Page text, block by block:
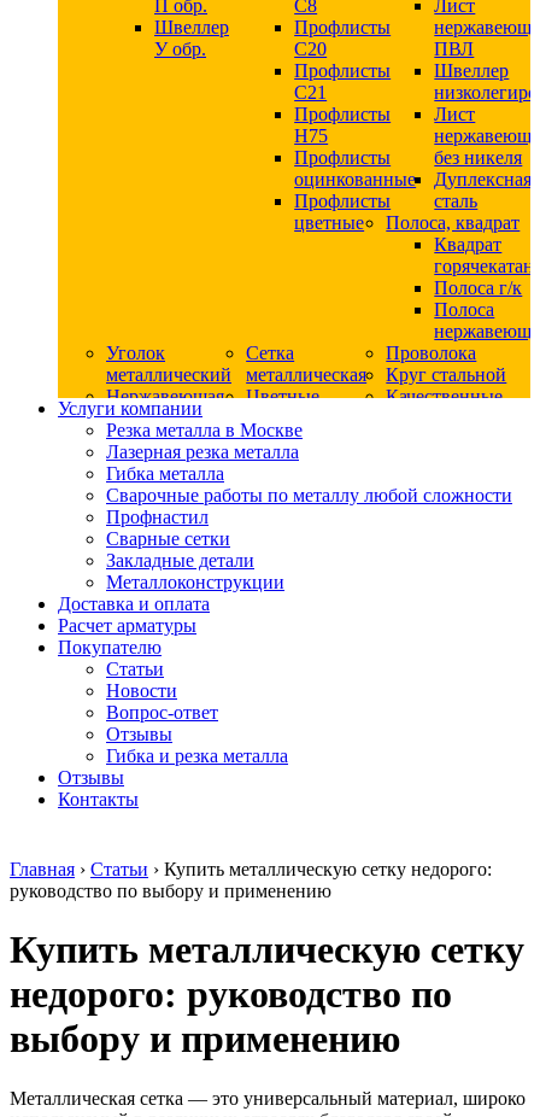
П обр.
Швеллер
У обр.
С8
Профлисты
С20
Профлисты
C21
Профлисты
Н75
Профлисты
оцинкованные
Профлисты
цветные
Лист
ПВЛ
Швеллер
Лист
без никеля
Дуплексная
сталь
Полоса, квадрат
Квадрат
Полоса г/к
Полоса
Уголок
металлический
Сетка
металлическая
Проволока
Круг стальной
Нержавеющая
сталь
Квадрат
нержавеющий
никельсодержащий
Круг
нержавеющий
безникелевый
жаропрочный
Круг
нержавеющий
никельсодержащий
Шестигранник
нержавеющий
никельсодержащий
Шестигранник
нержавеющий
безникелевый
Трубы
нержавеющие
прямоугольные
нержавеющие
AISI
Трубы
нержавеющие
Цветные
Шестигранник
дюралевый
дюралевый
Общестроительный
профиль
алюминиевая
алюминиевый
Тавр
Труба
алюминиевая
Качественные
стальные
стальные
Фланцы
стальные
Услуги компании
Резка металла в Москве
Лазерная резка металла
Гибка металла
Сварочные работы по металлу любой сложности
Профнастил
Сварные сетки
Закладные детали
Металлоконструкции
Доставка и оплата
Расчет арматуры
Покупателю
Статьи
Новости
Вопрос-ответ
Отзывы
Гибка и резка металла
Отзывы
Контакты
Главная › Статьи › Купить металлическую сетку недорого:
руководство по выбору и применению
Купить металлическую сетку
недорого: руководство по
выбору и применению
Металлическая сетка — это универсальный материал, широко